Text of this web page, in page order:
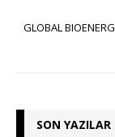
GLOBAL
SON YAZILAR